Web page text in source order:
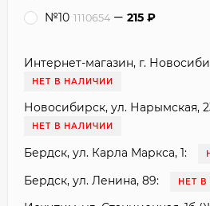
№10 1110654 215 ₽
Интернет-магазин, г.
НЕТ В НАЛИЧИИ
Новосибирск, ул. Нарымская,
НЕТ В НАЛИЧИИ
Бердск, ул. Карла Маркса, 1:
Бердск, ул. Ленина, 89: НЕТ